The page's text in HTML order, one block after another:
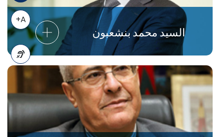
A+
A-
السيد محمد بنشعبون